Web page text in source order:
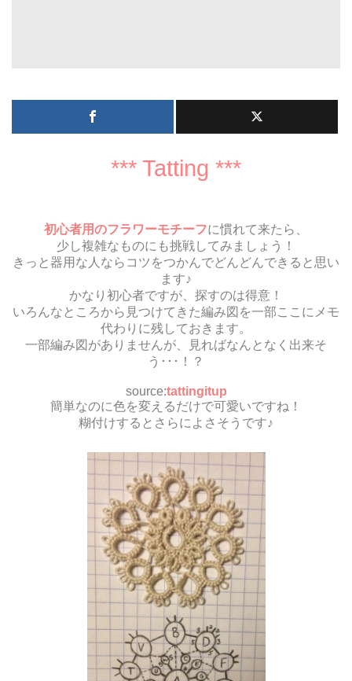
*** Tatting ***
初心者用のフラワーモチーフに慣れて来たら、
少し複雑なものにも挑戦してみましょう！
きっと器用な人ならコツをつかんでどんどんできると思い
ます♪
かなり初心者ですが、探すのは得意！
いろんなところから見つけてきた編み図を一部ここにメモ
代わりに残しておきます。
一部編み図がありませんが、見ればなんとなく出来そ
う･･･！？
source:tattingitup
簡単なのに色を変えるだけで可愛いですね！
糊付けするとさらによさそうです♪